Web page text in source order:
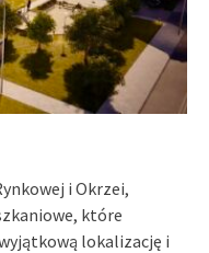
i Okrzei,
które
lokalizację i